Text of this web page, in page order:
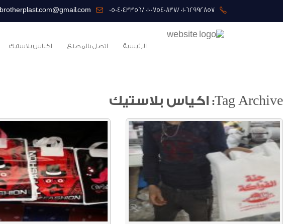
01062992857 /01007540837 /0504043356
brotherplast.com@gmail.com
الرئيسية اتصل بالمصنع اكياس بلاستيك
Tag Archive: اكياس بلاستيك